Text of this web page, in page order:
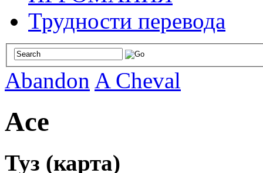
Трудности перевода
Abandon A Cheval
Ace
Туз (карта)